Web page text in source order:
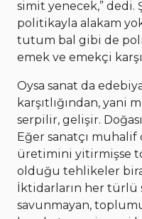
simit yenecek,” dedi.
politikayla alakam
tutum bal gibi de
emek ve emekçi
Oysa sanat da
karşıtlığından, yani
serpilir, gelişir.
Eğer sanatçı muhalif
üretimini yitirmişse
olduğu tehlikeler
İktidarların her türlü
savunmayan,